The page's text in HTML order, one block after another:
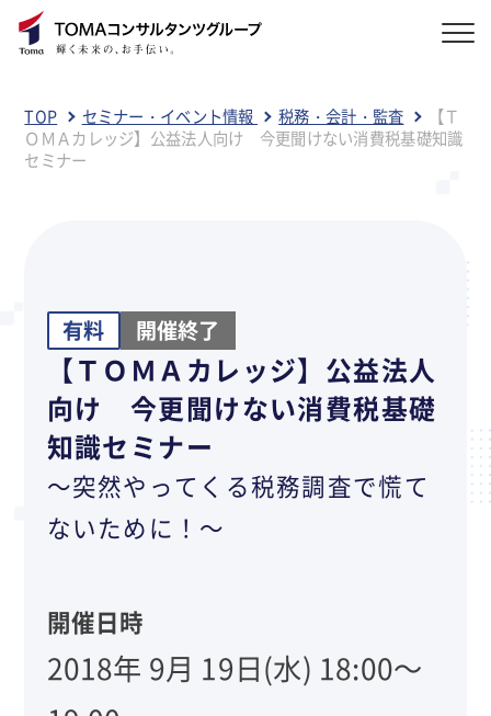
TOP セミナー・イベント情報 税務・会計・監査
【Ｔ
ＯＭＡカレッジ】公益法人向け 今更聞けない消費税基礎知識
セミナー
有料 開催終了
【ＴＯＭＡカレッジ】公益法人
向け 今更聞けない消費税基礎
知識セミナー
～突然やってくる税務調査で慌て
ないために！～
開催日時
2018年 9月 19日(水) 18:00～